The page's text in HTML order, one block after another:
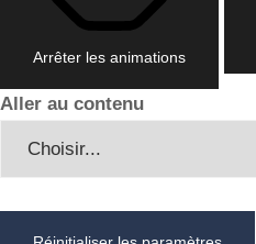
Arrêter les animations
Aller au contenu